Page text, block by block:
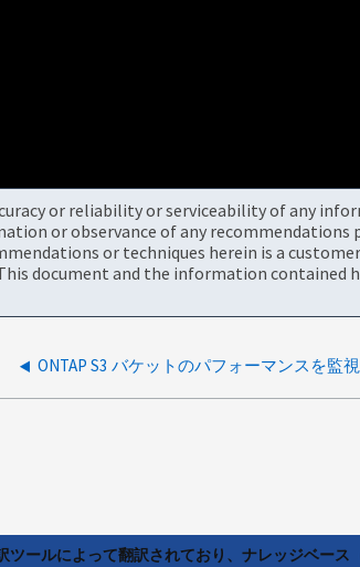
or reliability or serviceability of any
or observance of any
or techniques herein is a
document and the information contained
ONTAP S3 バケットのパフォーマンスを監
ツールによって翻訳されており、ナレッジベー